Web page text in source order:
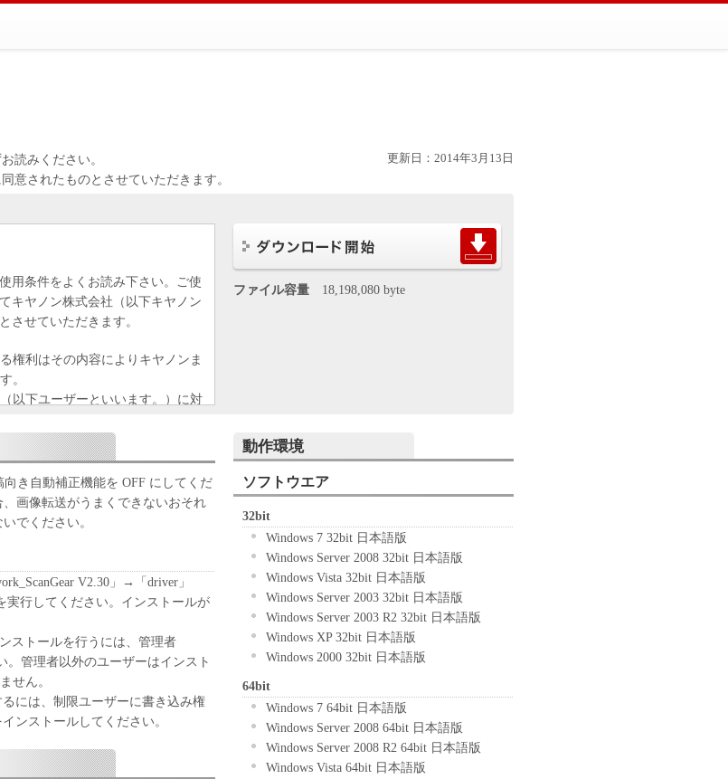
読みください。
意されたものとさせていただきます。
更新日：2014年3月13日
用条件をよくお読み下さい。ご使
キヤノン株式会社（以下キヤノン
させていただきます。
権利はその内容によりキヤノンま
。
以下ユーザーといいます。）に対
一部を修正、改変、リバース・エ
センブル等することはできませ
ン株式会社およびキヤノンのライ
フトウエアに瑕疵がないこと、そ
もいたしません。
ン株式会社およびキヤノンのライ
または関連して生ずる直接的また
る場合においても一切の責任を負
府より必要な許可等を得ることな
、直接または間接に輸出してはな
ファイル容量 18,198,080 byte
き自動補正機能を OFF にしてくだ
画像転送がうまくできないおそれ
でください。
V2.30」→「driver」
実行してください。インストールが
ストールを行うには、管理者
。管理者以外のユーザーはインスト
せん。
るには、制限ユーザーに書き込み権
ンストールしてください。
動作環境
ソフトウエア
32bit
Windows 7 32bit 日本語版
Windows Server 2008 32bit 日本語版
Windows Vista 32bit 日本語版
Windows Server 2003 32bit 日本語版
Windows Server 2003 R2 32bit 日本語版
Windows XP 32bit 日本語版
Windows 2000 32bit 日本語版
64bit
Windows 7 64bit 日本語版
Windows Server 2008 64bit 日本語版
Windows Server 2008 R2 64bit 日本語版
Windows Vista 64bit 日本語版